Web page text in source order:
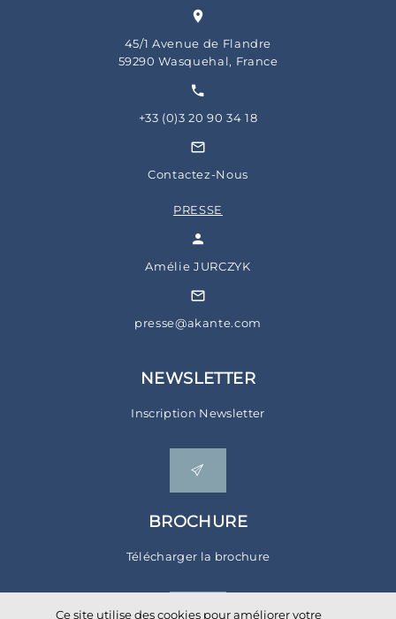
45/1 Avenue de Flandre
59290 Wasquehal, France
+33 (0)3 20 90 34 18
Contactez-Nous
PRESSE
Amélie JURCZYK
presse@akante.com
NEWSLETTER
Inscription Newsletter
BROCHURE
Télécharger la brochure
Ce site utilise des cookies pour améliorer votre